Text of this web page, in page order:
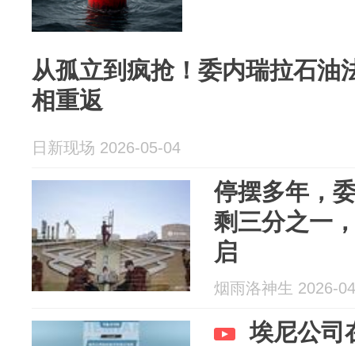
从孤立到疯抢！委内瑞拉石油
相重返
日新现场 2026-05-04
停摆多年，
剩三分之一
启
烟雨洛神生 2026-
埃尼公司